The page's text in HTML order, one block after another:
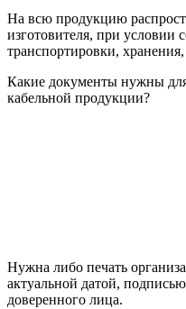
На всю продукцию
изготовителя, при условии
транспортировки,
Какие документы нужны
кабельной продукции?
Нужна либо печать
актуальной датой,
доверенного лица.